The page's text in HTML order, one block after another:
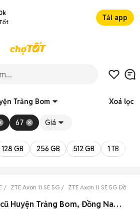
Tải app
Trảng Bom Xoá lọc
67 Giá
128 GB 256 GB 512 GB 1 TB
ZTE Axon 11 SE 5G ZTE Axon 11 SE 5G Đồng
0 Zte Axon 11 Se 5g cũ Huyện Trảng Bom, Đồng Nai đẹp